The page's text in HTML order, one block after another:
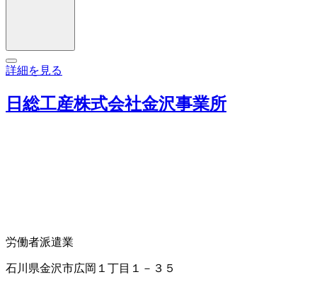
詳細を見る
日総工産株式会社金沢事業所
労働者派遣業
石川県金沢市広岡１丁目１－３５